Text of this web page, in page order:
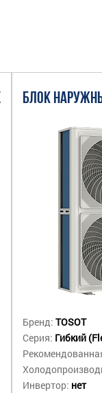
БЛОК
Бренд: TOSOT
Серия: Гибкий
Инвертор: нет